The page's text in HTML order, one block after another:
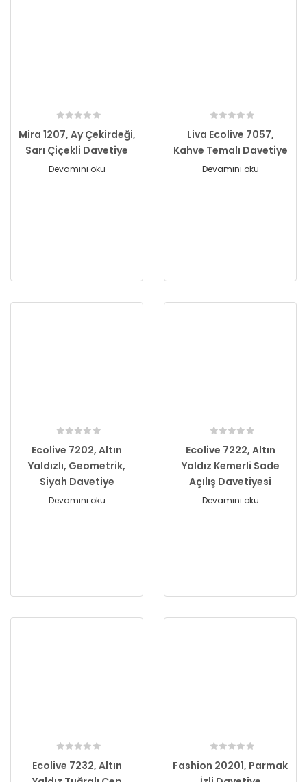
Mira 1207, Ay Çekirdeği,
Sarı Çiçekli Davetiye
Devamını oku
Liva Ecolive 7057,
Kahve Temalı Davetiye
Devamını oku
Ecolive 7202, Altın
Yaldızlı, Geometrik,
Siyah Davetiye
Devamını oku
Ecolive 7222, Altın
Yaldız Kemerli Sade
Açılış Davetiyesi
Devamını oku
Ecolive 7232, Altın
Fashion 20201, Parmak